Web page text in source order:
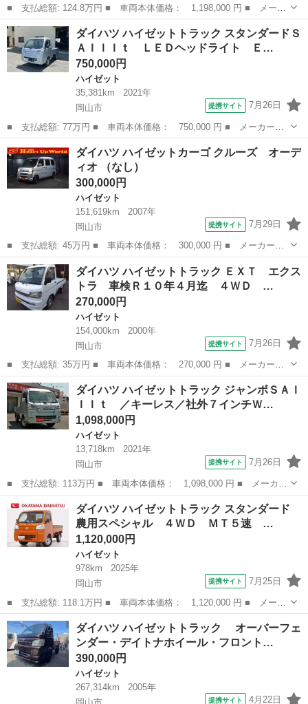
■ 支払総額: 124.8万円 ■ 車両本体価格： 1,198,000 円 ■ メーカ
ー名： ダイハツ ■ 車種名： ハイゼットカーゴ ■ グレード
名： クルーズＳＡＩＩＩ １年保証付・禁煙車・１オーナー・ハイ
ルーフ・ナビ...
岡山 岡山市 ハイゼット
ダイハツ ハイゼットトラック スタンダードＳ
ＡＩＩＩｔ ＬＥＤヘッドライト Ｅ…
750,000円
ハイゼット
35,381km
2021年
岡山市
提携サイト 7月26日
■ 支払総額: 77万円 ■ 車両本体価格： 750,000 円 ■ メーカー
名： ダイハツ ■ 車種名： ハイゼットトラック ■ グレード
名： スタンダードＳＡＩＩＩｔ ＬＥＤヘッドライト ＥＴＣ パ
ワステ エアコン ■...
岡山 岡山市 ハイゼット
ダイハツ ハイゼットカーゴ クルーズ オーデ
ィオ （なし）
300,000円
ハイゼット
151,619km
2007年
岡山市
提携サイト 7月29日
■ 支払総額: 45万円 ■ 車両本体価格： 300,000 円 ■ メーカー
名： ダイハツ ■ 車種名： ハイゼットカーゴ ■ グレード名：
クルーズ オーディオ ■ 排気量： 660cc ■ ドア枚数： 5D ■ ミ
ッ...
岡山 岡山市 ハイゼット
ダイハツ ハイゼットトラック ＥＸＴ エクス
トラ 車検Ｒ１０年４月迄 ４ＷＤ …
270,000円
ハイゼット
154,000km
2000年
岡山市
提携サイト 7月26日
■ 支払総額: 35万円 ■ 車両本体価格： 270,000 円 ■ メーカー
名： ダイハツ ■ 車種名： ハイゼットトラック ■ グレード
名： ＥＸＴ エクストラ 車検Ｒ１０年４月迄 ４ＷＤ オートマ
ＡＴ エアコン パワ...
岡山 岡山市 ハイゼット
ダイハツ ハイゼットトラック ジャンボＳＡＩ
ＩＩｔ ／キーレス／社外７インチＷ…
1,098,000円
ハイゼット
13,718km
2021年
岡山市
提携サイト 7月26日
■ 支払総額: 113万円 ■ 車両本体価格： 1,098,000 円 ■ メーカー
名： ダイハツ ■ 車種名： ハイゼットトラック ■ グレード
名： ジャンボＳＡＩＩＩｔ ／キーレス／社外７インチＷＤナビ／
フルセグ／Ｂｌ...
岡山 岡山市 ハイゼット
ダイハツ ハイゼットトラック スタンダード
農用スペシャル ４ＷＤ ＭＴ５速 …
1,120,000円
ハイゼット
978km
2025年
岡山市
提携サイト 7月25日
■ 支払総額: 118.1万円 ■ 車両本体価格： 1,120,000 円 ■ メーカ
ー名： ダイハツ ■ 車種名： ハイゼットトラック ■ グレード
名： スタンダード 農用スペシャル ４ＷＤ ＭＴ５速 荷台作業
灯 ＡＭ／...
岡山 岡山市 ハイゼット
ダイハツ ハイゼットトラック オーバーフェ
ンダー・デイトナホイール・フロント…
390,000円
ハイゼット
267,314km
2005年
提携サイト 4月22日